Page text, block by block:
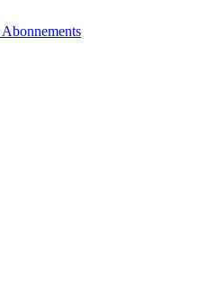
Abonnements